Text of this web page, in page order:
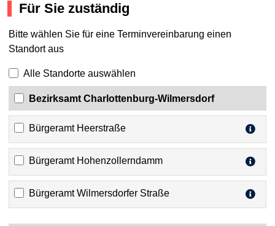
Für Sie zuständig
Bitte wählen Sie für eine Terminvereinbarung einen
Standort aus
Alle Standorte auswählen
Bezirksamt Charlottenburg-Wilmersdorf
Bürgeramt Heerstraße
Bürgeramt Hohenzollerndamm
Bürgeramt Wilmersdorfer Straße